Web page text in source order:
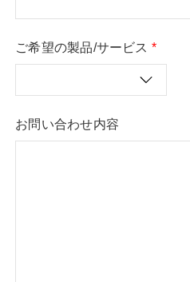
ご希望の製品/サービス *
お問い合わせ内容